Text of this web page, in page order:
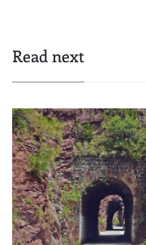
Read next